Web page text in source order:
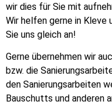
wir dies für Sie mit
Wir helfen gerne in Kleve
Sie uns gleich an!
Gerne übernehmen wir
bzw. die
den Sanierungsarbeiten
Bauschutts und anderen